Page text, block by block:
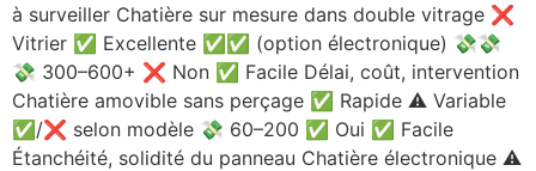
à surveiller Chatière sur mesure dans double vitrage ❌
Vitrier ✅ Excellente ✅✅ (option électronique) 💸💸
💸 300–600+ ❌ Non ✅ Facile Délai, coût, intervention
Chatière amovible sans perçage ✅ Rapide ⚠️ Variable
✅/❌ selon modèle 💸 60–200 ✅ Oui ✅ Facile
Étanchéité, solidité du panneau Chatière électronique ⚠️